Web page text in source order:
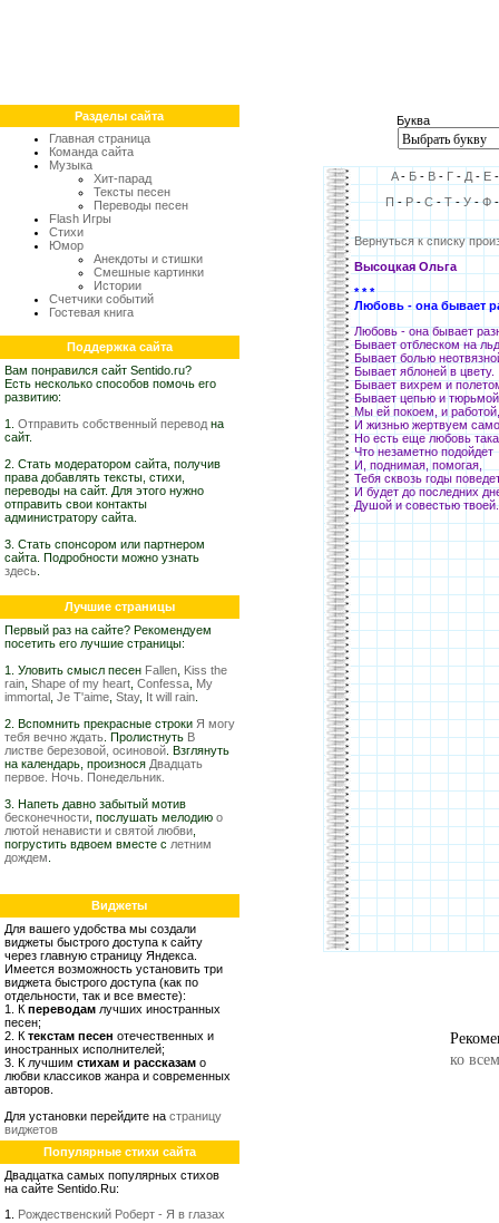
Разделы сайта
Главная страница
Команда сайта
Музыка
Хит-парад
Тексты песен
Переводы песен
Flash Игры
Стихи
Юмор
Анекдоты и стишки
Смешные картинки
Истории
Счетчики событий
Гостевая книга
Поддержка сайта
Вам понравился сайт Sentido.ru?
Есть несколько способов помочь его
развитию:
1. Отправить собственный перевод на
сайт.
2. Стать модератором сайта, получив
права добавлять тексты, стихи,
переводы на сайт. Для этого нужно
отправить свои контакты
администратору сайта.
3. Стать спонсором или партнером
сайта. Подробности можно узнать
здесь
Лучшие страницы
Первый раз на сайте? Рекомендуем
посетить его лучшие страницы:
1. Уловить смысл песен Fallen Kiss the
rain Shape of my heart Confessa My
immortal Je T'aime Stay, It will rain
2. Вспомнить прекрасные строки Я могу
тебя вечно ждать . Пролистнуть В
листве березовой, осиновой . Взглянуть
на календарь, произнося Двадцать
первое. Ночь. Понедельник.
3. Напеть давно забытый мотив
бесконечности , послушать мелодию о
лютой ненависти и святой любви
погрустить вдвоем вместе с летним
дождем
Виджеты
Для вашего удобства мы создали
виджеты быстрого доступа к сайту
через главную страницу Яндекса.
Имеется возможность установить три
виджета быстрого доступа (как по
отдельности, так и все вместе):
1. К переводам лучших иностранных
песен;
2. К текстам песен отечественных и
иностранных исполнителей;
3. К лучшим стихам и рассказам о
любви классиков жанра и современных
авторов.
Для установки перейдите на страницу
виджетов
Популярные стихи сайта
Двадцатка самых популярных стихов
на сайте Sentido.Ru:
1. Рождественский Роберт - Я в глазах
Буква
A- Б - В - Г - Д - Е
П-Р-С-Т-У-Ф
Вернуться к списку
Высоцкая Ольга
* * *
Любовь - она бывает
Любовь - она бывает
Бывает отблеском на
Бывает болью
Бывает яблоней в цвету.
Бывает вихрем и
Бывает цепью и
Мы ей покоем, и работой,
И жизнью жертвуем
Но есть еще любовь
Что незаметно подойдет
И, поднимая, помогая,
Тебя сквозь годы
И будет до последних
Душой и совестью твоей.
ко